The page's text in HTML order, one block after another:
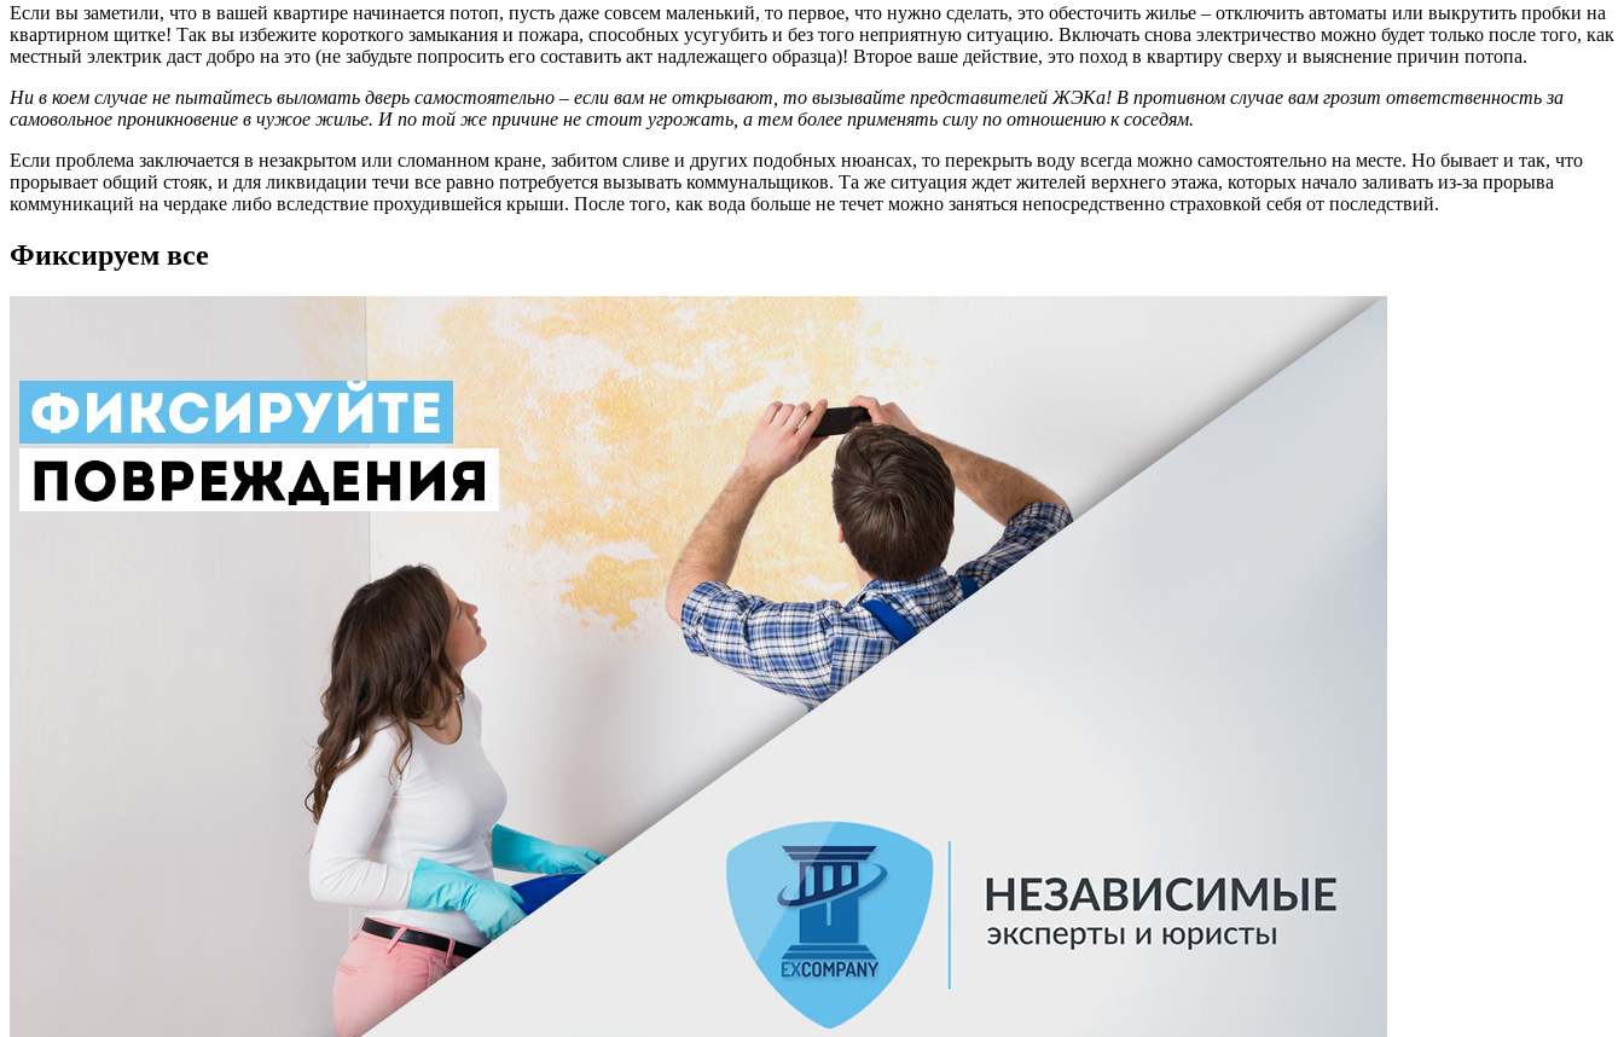
Если вы заметили, что в вашей квартире начинается потоп, пусть даже совсем маленький, то первое, что нужно сделать, это обесточить жилье – отключить автоматы или выкрутить пробки на
квартирном щитке! Так вы избежите короткого замыкания и пожара, способных усугубить и без того неприятную ситуацию. Включать снова электричество можно будет только после того, как
местный электрик даст добро на это (не забудьте попросить его составить акт надлежащего образца)! Второе ваше действие, это поход в квартиру сверху и выяснение причин потопа.
Ни в коем случае не пытайтесь выломать дверь самостоятельно – если вам не открывают, то вызывайте представителей ЖЭКа! В противном случае вам грозит ответственность за
самовольное проникновение в чужое жилье. И по той же причине не стоит угрожать, а тем более применять силу по отношению к соседям.
Если проблема заключается в незакрытом или сломанном кране, забитом сливе и других подобных нюансах, то перекрыть воду всегда можно самостоятельно на месте. Но бывает и так, что
прорывает общий стояк, и для ликвидации течи все равно потребуется вызывать коммунальщиков. Та же ситуация ждет жителей верхнего этажа, которых начало заливать из-за прорыва
коммуникаций на чердаке либо вследствие прохудившейся крыши. После того, как вода больше не течет можно заняться непосредственно страховкой себя от последствий.
Фиксируем все